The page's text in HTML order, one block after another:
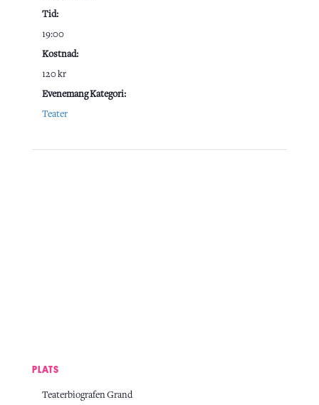
Tid:
19:00
Kostnad:
120 kr
Evenemang Kategori:
Teater
PLATS
Teaterbiografen Grand